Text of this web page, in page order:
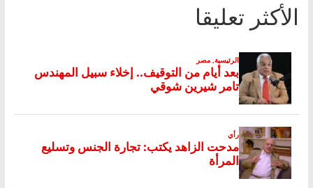
الأكثر تعليقا